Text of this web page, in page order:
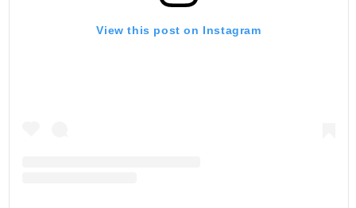
View this post on Instagram